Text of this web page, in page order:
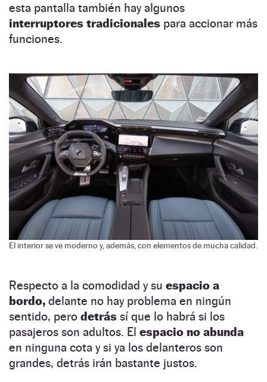
esta pantalla también hay algunos
interruptores tradicionales para accionar más
funciones.
El interior se ve moderno y, además, con elementos de mucha calidad.
Respecto a la comodidad y su espacio a
bordo, delante no hay problema en ningún
sentido, pero detrás sí que lo habrá si los
pasajeros son adultos. El espacio no abunda
en ninguna cota y si ya los delanteros son
grandes, detrás irán bastante justos.